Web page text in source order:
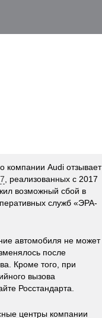
компании Audi отзывает
, реализованных с 2017
возможный сбой в
служб «ЭРА-
автомобиля не может
после
Кроме того, при
вызова
Росстандарта.
центры компании